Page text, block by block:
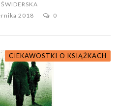
2018
0
CIEKAWOSTKI O KSIĄŻKACH